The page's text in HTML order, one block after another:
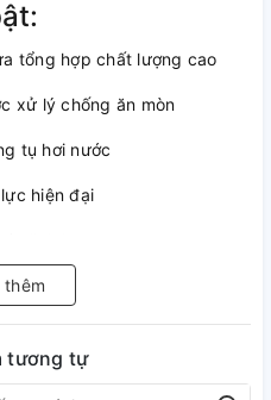
tổng hợp chất lượng cao
xử lý chống ăn mòn
tụ hơi nước
hiện đại
và ngắn mạch trong hệ
chóng qua kẹp thiết bị đầu
thêm
tương tự